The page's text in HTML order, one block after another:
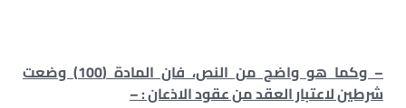
– وكما هو واضح من النص، فان المادة (100) وضعت
شرطين لاعتبار العقد من عقود الاذعان : –